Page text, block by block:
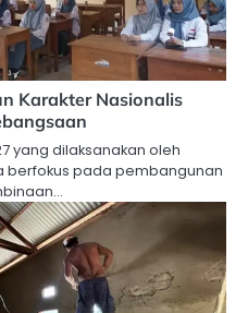
Karakter Nasionalis
yang dilaksanakan oleh
berfokus pada pembangunan